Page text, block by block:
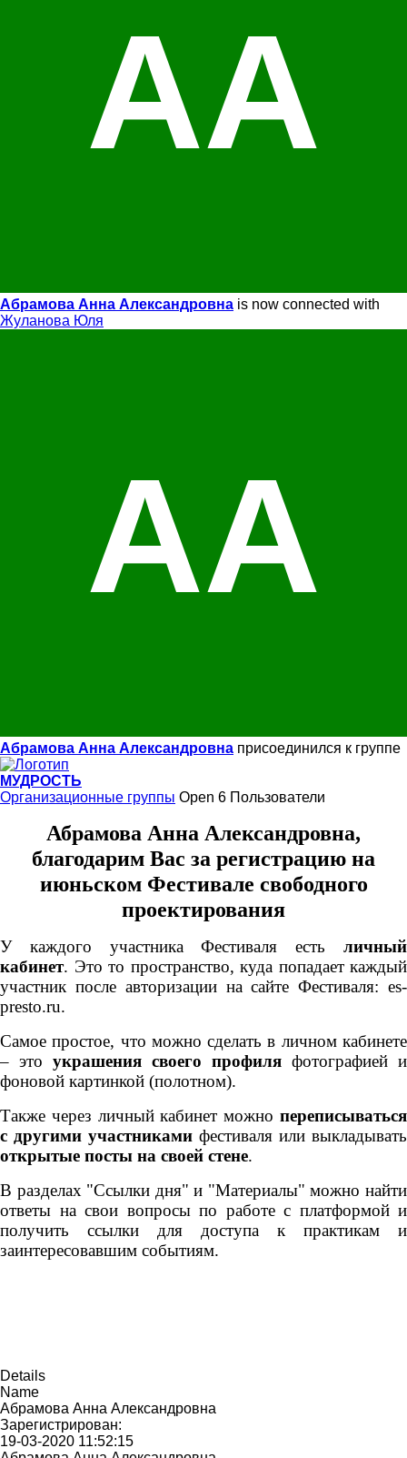
АА
Абрамова Анна Александровна is now connected with
Жуланова Юля
АА
Абрамова Анна Александровна присоединился к группе
МУДРОСТЬ
Организационные группы Open 6 Пользователи
Абрамова Анна Александровна,
благодарим Вас за регистрацию на
июньском Фестивале свободного
проектирования
У каждого участника Фестиваля есть личный
кабинет. Это то пространство, куда попадает каждый
участник после авторизации на сайте Фестиваля: es-
presto.ru.
Самое простое, что можно сделать в личном кабинете
– это украшения своего профиля фотографией и
фоновой картинкой (полотном).
Также через личный кабинет можно переписываться
с другими участниками фестиваля или выкладывать
открытые посты на своей стене.
В разделах "Ссылки дня" и "Материалы" можно найти
ответы на свои вопросы по работе с платформой и
получить ссылки для доступа к практикам и
заинтересовавшим событиям.
Details
Name
Абрамова Анна Александровна
Зарегистрирован:
19-03-2020 11:52:15